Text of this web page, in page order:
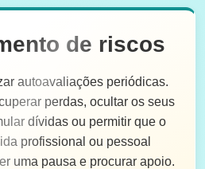
de riscos
autoavaliações periódicas.
perdas, ocultar os seus
dívidas ou permitir que o
profissional ou pessoal
uma pausa e procurar apoio.